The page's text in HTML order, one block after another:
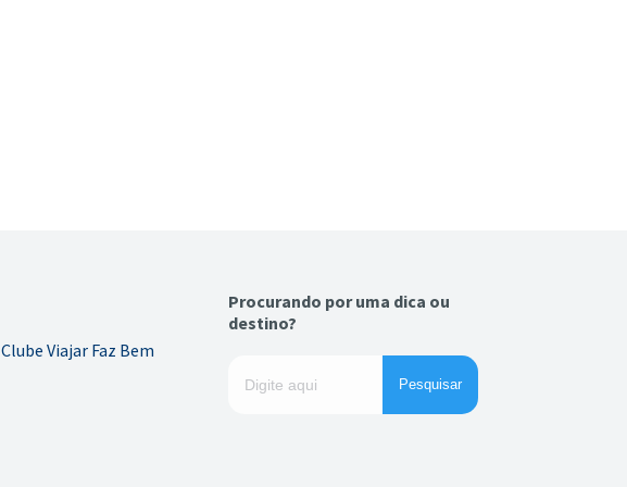
Clube Viajar Faz Bem
Procurando por uma dica ou
destino?
Pesquisar